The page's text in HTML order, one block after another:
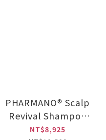
PHARMANO® Scalp
Revival Shampoo
(300ml)×2 +
NT$8,925